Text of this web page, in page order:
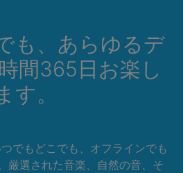
も、あらゆるデ
間365日お楽し
す。
でもどこでも、オフラインでも
厳選された音楽、自然の音、そ